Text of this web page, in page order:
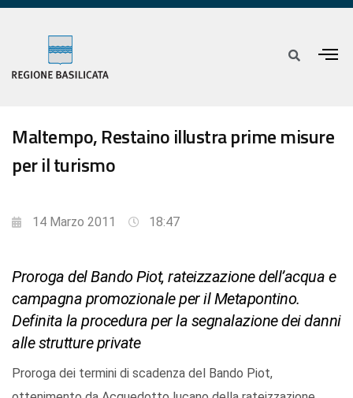
Maltempo, Restaino illustra prime misure
per il turismo
14 Marzo 2011 18:47
Proroga del Bando Piot, rateizzazione dell’acqua e
campagna promozionale per il Metapontino.
Definita la procedura per la segnalazione dei danni
alle strutture private
Proroga dei termini di scadenza del Bando Piot,